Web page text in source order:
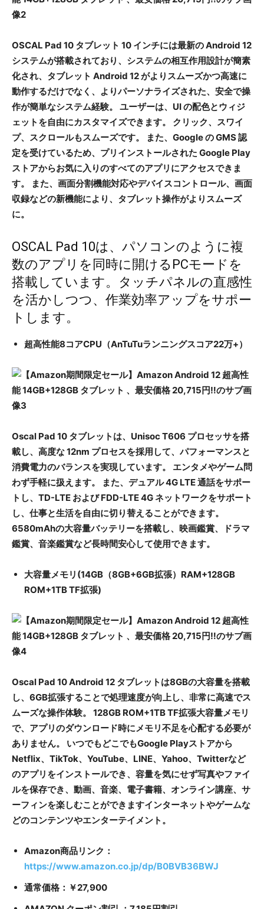
OSCAL Pad 10 タブレット 10 インチには最新の Android 12
システムが搭載されており、システムの相互作用設計が簡素
化され、タブレット Android 12 がよりスムーズかつ高速に
動作するだけでなく、よりパーソナライズされた、安全で操
作が簡単なシステム経験。 ユーザーは、UI の配色とウィジ
ェットを自由にカスタマイズできます。 クリック、スワイ
プ、スクロールもスムーズです。 また、Google の GMS 認
定を受けているため、プリインストールされた Google Play
ストアからお気に入りのすべてのアプリにアクセスできま
す。 また、画面分割機能対応やデバイスコントロール、画面
収録などの新機能により、タブレット操作がよりスムーズ
に。
OSCAL Pad 10は、パソコンのように複
数のアプリを同時に開けるPCモードを
搭載しています。タッチパネルの直感性
を活かしつつ、作業効率アップをサポー
トします。
超高性能8コアCPU​（AnTuTuランニングスコア22万+）
Oscal Pad 10 タブレットは、Unisoc T606 プロセッサを搭
載し、高度な 12nm プロセスを採用して、パフォーマンスと
消費電力のバランスを実現しています。 エンタメやゲーム問
わず手軽に扱えます。 また、デュアル 4G LTE 通話をサポー
トし、TD-LTE および FDD-LTE 4G ネットワークをサポート
し、仕事と生活を自由に切り替えることができます。
6580mAhの大容量バッテリーを搭載し、映画鑑賞、ドラマ
鑑賞、音楽鑑賞など長時間安心して使用できます。
大容量メモリ(14GB（8GB+6GB拡張）RAM+128GB
ROM+1TB TF拡張)
Oscal Pad 10 Android 12 タブレットは8GBの大容量を搭載
し、6GB拡張することで処理速度が向上し、非常に高速でス
ムーズな操作体験。 128GB ROM+1TB TF拡張大容量メモリ
で、アプリのダウンロード時にメモリ不足を心配する必要が
ありません。 いつでもどこでもGoogle Playストアから
Netflix、TikTok、YouTube、LINE、Yahoo、Twitterなど
のアプリをインストールでき、容量を気にせず写真やファイ
ルを保存でき、動画、音楽、電子書籍、オンライン講座、サ
ーフィンを楽しむことができますインターネットやゲームな
どのコンテンツやエンターテイメント。
Amazon商品リンク：
https://www.amazon.co.jp/dp/B0BVB36BWJ
通常価格：￥27,900